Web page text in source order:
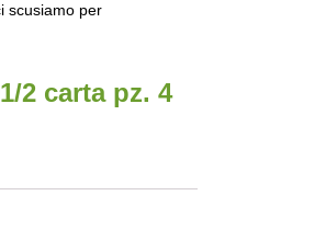
scusiamo per
2 carta pz. 4